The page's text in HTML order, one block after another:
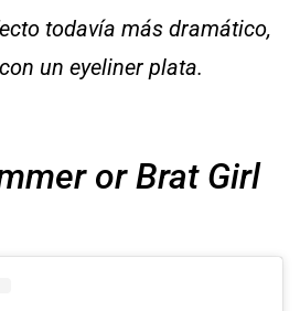
todavía más dramático,
un eyeliner plata.
or Brat Girl